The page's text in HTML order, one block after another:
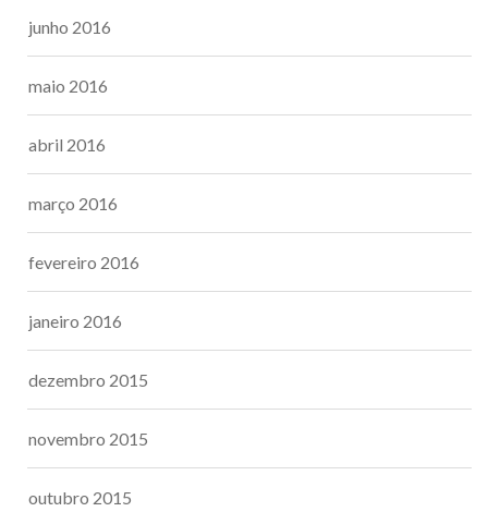
junho 2016
maio 2016
abril 2016
março 2016
fevereiro 2016
janeiro 2016
dezembro 2015
novembro 2015
outubro 2015